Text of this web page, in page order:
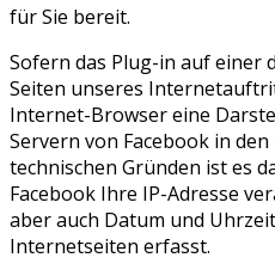
für Sie bereit.
Sofern das Plug-in auf einer
Seiten unseres
Internet-Browser eine
Servern von Facebook in
technischen Gründen ist es
Facebook Ihre IP-Adresse
aber auch Datum und
Internetseiten erfasst.